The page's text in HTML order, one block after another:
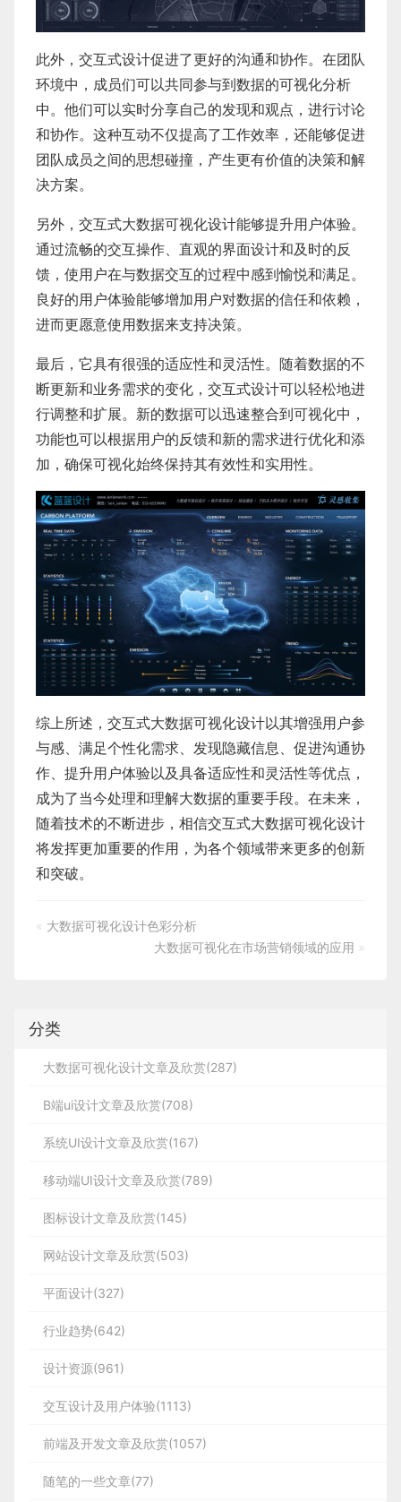
此外，交互式设计促进了更好的沟通和协作。在团队
环境中，成员们可以共同参与到数据的可视化分析
中。他们可以实时分享自己的发现和观点，进行讨论
和协作。这种互动不仅提高了工作效率，还能够促进
团队成员之间的思想碰撞，产生更有价值的决策和解
决方案。
另外，交互式大数据可视化设计能够提升用户体验。
通过流畅的交互操作、直观的界面设计和及时的反
馈，使用户在与数据交互的过程中感到愉悦和满足。
良好的用户体验能够增加用户对数据的信任和依赖，
进而更愿意使用数据来支持决策。
最后，它具有很强的适应性和灵活性。随着数据的不
断更新和业务需求的变化，交互式设计可以轻松地进
行调整和扩展。新的数据可以迅速整合到可视化中，
功能也可以根据用户的反馈和新的需求进行优化和添
加，确保可视化始终保持其有效性和实用性。
综上所述，交互式大数据可视化设计以其增强用户参
与感、满足个性化需求、发现隐藏信息、促进沟通协
作、提升用户体验以及具备适应性和灵活性等优点，
成为了当今处理和理解大数据的重要手段。在未来，
随着技术的不断进步，相信交互式大数据可视化设计
将发挥更加重要的作用，为各个领域带来更多的创新
和突破。
« 大数据可视化设计色彩分析
大数据可视化在市场营销领域的应用 »
分类
大数据可视化设计文章及欣赏(287)
B端ui设计文章及欣赏(708)
系统UI设计文章及欣赏(167)
移动端UI设计文章及欣赏(789)
图标设计文章及欣赏(145)
网站设计文章及欣赏(503)
平面设计(327)
行业趋势(642)
设计资源(961)
交互设计及用户体验(1113)
前端及开发文章及欣赏(1057)
随笔的一些文章(77)